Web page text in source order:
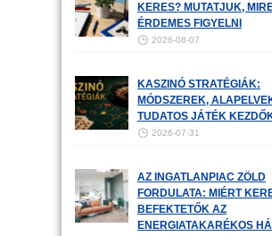
KERES? MUTATJUK,
ÉRDEMES FIGYELNI
2026-08-07
KASZINÓ STRATÉGIÁK:
MÓDSZEREK,
TUDATOS JÁTÉK
2026-07-31
AZ INGATLANPIAC ZÖLD
FORDULATA: MIÉRT
BEFEKTETŐK AZ
ENERGIATAKARÉKOS